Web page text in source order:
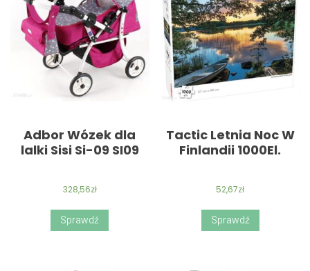
Adbor Wózek dla
lalki Sisi Si-09 SI09
328,56zł
Sprawdź
Tactic Letnia Noc W
Finlandii 1000El.
52,67zł
Sprawdź